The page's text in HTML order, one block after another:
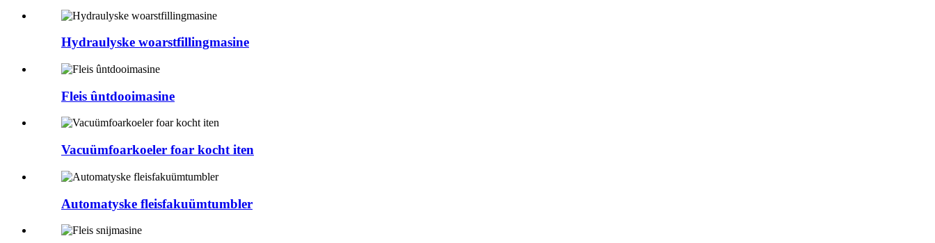
Hydraulyske woarstfillingmasine
Fleis ûntdooimasine
Vacuümfoarkoeler foar kocht iten
Automatyske fleisfakuümtumbler